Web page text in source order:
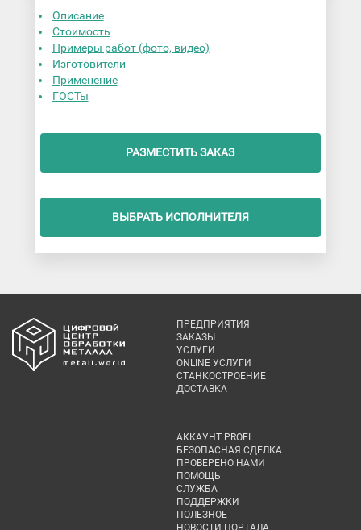
Описание
Стоимость
Примеры работ (фото, видео)
Изготовители
Применение
ГОСТы
РАЗМЕСТИТЬ ЗАКАЗ
ВЫБРАТЬ ИСПОЛНИТЕЛЯ
ПРЕДПРИЯТИЯ
ЗАКАЗЫ
УСЛУГИ
ONLINE УСЛУГИ
СТАНКОСТРОЕНИЕ
ДОСТАВКА
АККАУНТ PROFI
БЕЗОПАСНАЯ СДЕЛКА
ПРОВЕРЕНО НАМИ
ПОМОЩЬ
СЛУЖБА
ПОДДЕРЖКИ
ПОЛЕЗНОЕ
НОВОСТИ ПОРТАЛА